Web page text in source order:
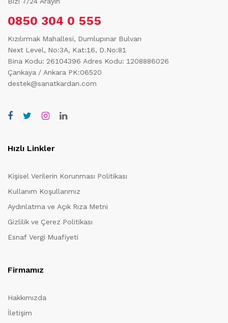
0850 304 0 555
Kızılırmak Mahallesi, Dumlupınar Bulvarı
Next Level, No:3A, Kat:16, D.No:81
Bina Kodu: 26104396 Adres Kodu: 1208886026
Çankaya / Ankara PK:06520
destek@sanatkardan.com
Hızlı Linkler
Kişisel Verilerin Korunması Politikası
Kullanım Koşullarımız
Aydınlatma ve Açık Rıza Metni
Gizlilik ve Çerez Politikası
Esnaf Vergi Muafiyeti
Firmamız
Hakkımızda
İletişim